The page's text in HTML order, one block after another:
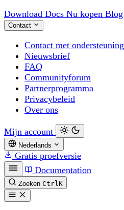
Download Docs Nu kopen Blog
Contact
Contact met ondersteuning
Nieuwsbrief
FAQ
Communityforum
Partnerprogramma
Privacybeleid
Over ons
Mijn account
Nederlands
Gratis proefversie
Documentation
Zoeken CtrlK